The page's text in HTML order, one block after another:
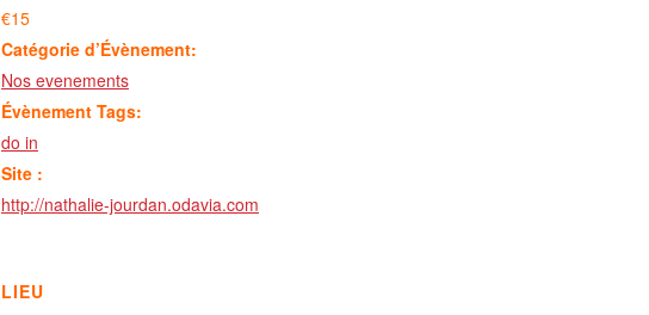
€15
Catégorie d’Évènement:
Nos evenements
Évènement Tags:
do in
Site :
http://nathalie-jourdan.odavia.com
LIEU